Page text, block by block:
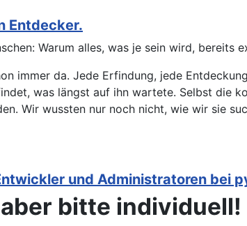
Entdecker.
Warum alles, was je sein wird, bereits
immer da. Jede Erfindung, jede
was längst auf ihn wartete. Selbst die
Wir wussten nur noch nicht, wie wir sie
und Administratoren bei
bitte individuell!